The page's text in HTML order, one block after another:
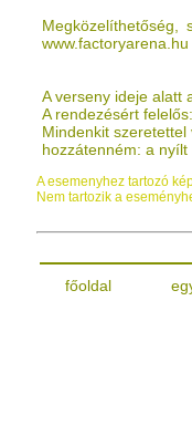
Megközelíthetőség,
www.factoryarena.hu
A verseny ideje alatt
A rendezésért
Mindenkit szeretettel
hozzátenném: a nyílt
A esemenyhez tartozó
Nem tartozik a
főoldal